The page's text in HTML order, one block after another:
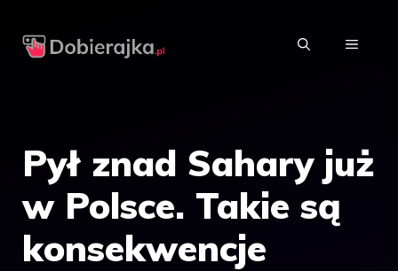
MENU
Pył znad Sahary już
w Polsce. Takie są
konsekwencje